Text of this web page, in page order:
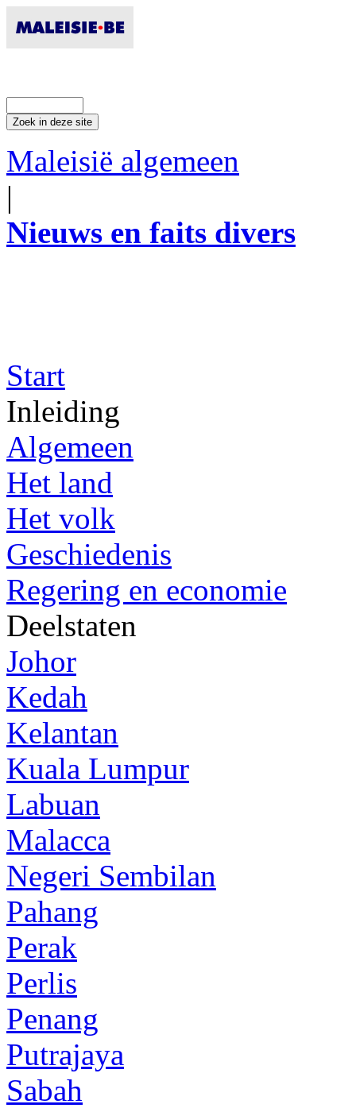
Maleisië algemeen
|
Nieuws en faits divers
Start
Inleiding
Algemeen
Het land
Het volk
Geschiedenis
Regering en economie
Deelstaten
Johor
Kedah
Kelantan
Kuala Lumpur
Labuan
Malacca
Negeri Sembilan
Pahang
Perak
Perlis
Penang
Putrajaya
Sabah